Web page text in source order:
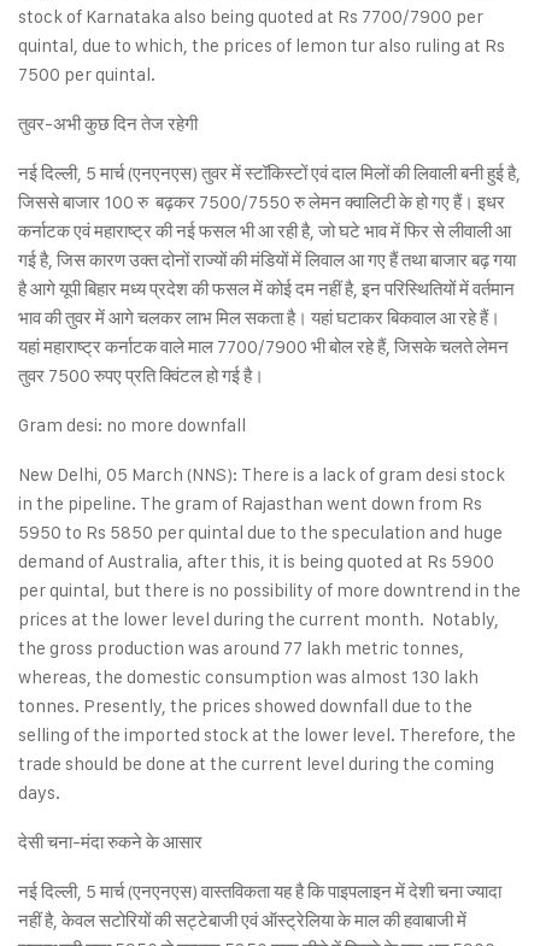
stock of Karnataka also being quoted at Rs 7700/7900 per
quintal, due to which, the prices of lemon tur also ruling at Rs
7500 per quintal.
तुवर-अभी कुछ दिन तेज रहेगी
नई दिल्ली, 5 मार्च (एनएनएस) तुवर में स्टॉकिस्टों एवं दाल मिलों की लिवाली बनी हुई है,
जिससे बाजार 100 रु बढ़कर 7500/7550 रु लेमन क्वालिटी के हो गए हैं। इधर
कर्नाटक एवं महाराष्ट्र की नई फसल भी आ रही है, जो घटे भाव में फिर से लीवाली आ
गई है, जिस कारण उक्त दोनों राज्यों की मंडियों में लिवाल आ गए हैं तथा बाजार बढ़ गया
है आगे यूपी बिहार मध्य प्रदेश की फसल में कोई दम नहीं है, इन परिस्थितियों में वर्तमान
भाव की तुवर में आगे चलकर लाभ मिल सकता है। यहां घटाकर बिकवाल आ रहे हैं।
यहां महाराष्ट्र कर्नाटक वाले माल 7700/7900 भी बोल रहे हैं, जिसके चलते लेमन
तुवर 7500 रुपए प्रति क्विंटल हो गई है।
Gram desi: no more downfall
New Delhi, 05 March (NNS): There is a lack of gram desi stock
in the pipeline. The gram of Rajasthan went down from Rs
5950 to Rs 5850 per quintal due to the speculation and huge
demand of Australia, after this, it is being quoted at Rs 5900
per quintal, but there is no possibility of more downtrend in the
prices at the lower level during the current month. Notably,
the gross production was around 77 lakh metric tonnes,
whereas, the domestic consumption was almost 130 lakh
tonnes. Presently, the prices showed downfall due to the
selling of the imported stock at the lower level. Therefore, the
trade should be done at the current level during the coming
days.
देसी चना-मंदा रुकने के आसार
नई दिल्ली, 5 मार्च (एनएनएस) वास्तविकता यह है कि पाइपलाइन में देशी चना ज्यादा
नहीं है, केवल सटोरियों की सट्टेबाजी एवं ऑस्ट्रेलिया के माल की हवाबाजी में